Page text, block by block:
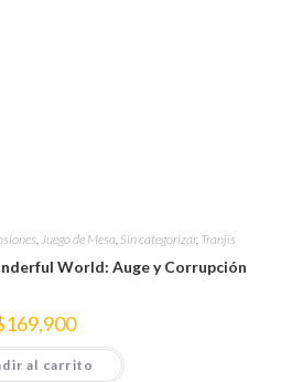
Juego de Mesa Sin categorizar, Tranjis
World: Auge y Corrupción
169,900
al carrito